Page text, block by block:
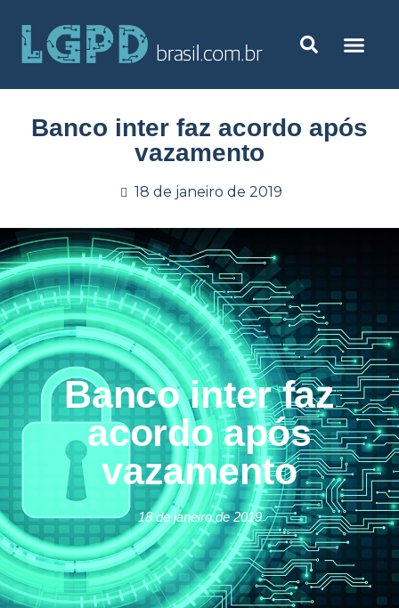
Banco inter faz acordo após
vazamento
18 de janeiro de 2019
Banco inter faz
acordo após
vazamento
18 de janeiro de 2019